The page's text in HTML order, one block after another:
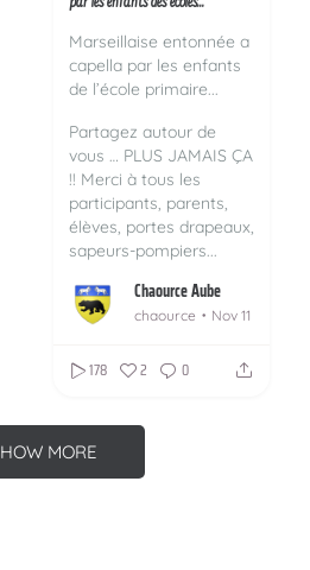
Marseillaise entonnée a
capella par les enfants
de l’école primaire...
Partagez autour de
vous … PLUS JAMAIS ÇA
!! Merci à tous les
participants, parents,
élèves, portes drapeaux,
sapeurs-pompiers...
Chaource Aube
chaource Nov 11
178 2 0
MORE